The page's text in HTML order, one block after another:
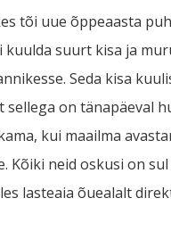
tõi uue õppeaasta
suurt kisa ja
Seda kisa
on tänapäeval
kui maailma
neid oskusi on
lasteaia õuealalt